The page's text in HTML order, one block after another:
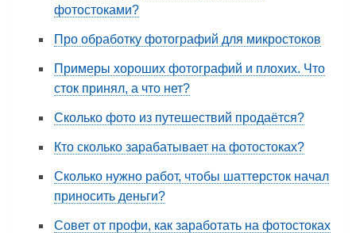
фотостоками?
Про обработку фотографий для микростоков
Примеры хороших фотографий и плохих. Что
сток принял, а что нет?
Сколько фото из путешествий продаётся?
Кто сколько зарабатывает на фотостоках?
Сколько нужно работ, чтобы шаттерсток начал
приносить деньги?
Совет от профи, как заработать на фотостоках